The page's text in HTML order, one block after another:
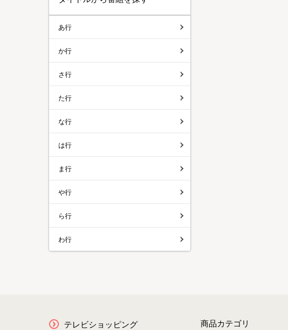
あ行
か行
さ行
た行
な行
は行
ま行
や行
ら行
わ行
テレビショッピング 商品カテゴリ